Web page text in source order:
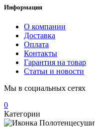
Информация
О компании
Доставка
Оплата
Контакты
Гарантия на товар
Статьи и новости
Мы в социальных сетях
0
Категории